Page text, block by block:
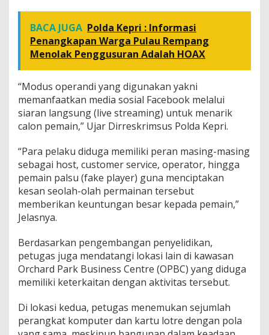
BACA JUGA Polda Kepri : Informasi
Penangkapan Warga Pulau Rempang
Menolak Penggusuran Adalah HOAX
“Modus operandi yang digunakan yakni
memanfaatkan media sosial Facebook melalui
siaran langsung (live streaming) untuk menarik
calon pemain,” Ujar Dirreskrimsus Polda Kepri.
“Para pelaku diduga memiliki peran masing-masing
sebagai host, customer service, operator, hingga
pemain palsu (fake player) guna menciptakan
kesan seolah-olah permainan tersebut
memberikan keuntungan besar kepada pemain,”
Jelasnya.
Berdasarkan pengembangan penyelidikan,
petugas juga mendatangi lokasi lain di kawasan
Orchard Park Business Centre (OPBC) yang diduga
memiliki keterkaitan dengan aktivitas tersebut.
Di lokasi kedua, petugas menemukan sejumlah
perangkat komputer dan kartu lotre dengan pola